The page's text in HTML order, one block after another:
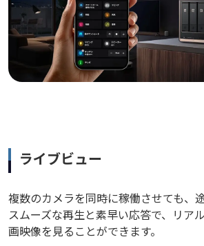
ライブビュー
複数のカメラを同時に稼働させても、
スムーズな再生と素早い応答で、リア
画映像を見ることができます。